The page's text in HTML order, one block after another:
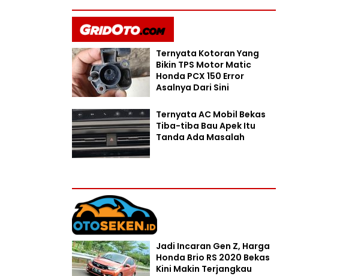
Ternyata Kotoran Yang
Bikin TPS Motor Matic
Honda PCX 150 Error
Asalnya Dari Sini
Ternyata AC Mobil Bekas
Tiba-tiba Bau Apek Itu
Tanda Ada Masalah
Jadi Incaran Gen Z, Harga
Honda Brio RS 2020 Bekas
Kini Makin Terjangkau